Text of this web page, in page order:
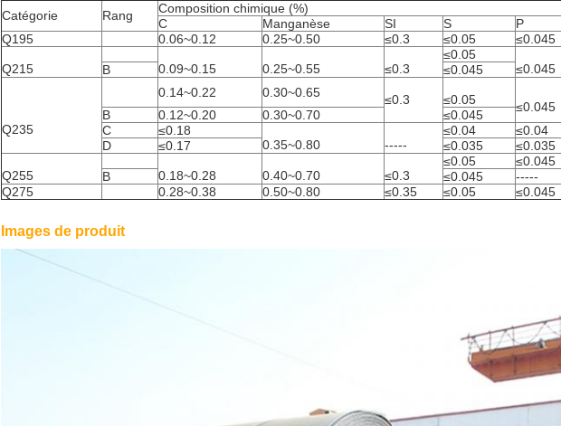
Catégorie Rang
Composition chimique (%)
C
Manganèse SI S
P
Q195
0.06~0.12 0.25~0.50 ≤0.3 ≤0.05 ≤0.045
Q215 0.09~0.15 0.25~0.55 ≤0.3
≤0.05
≤0.045
B ≤0.045
Q235
0.14~0.22 0.30~0.65 ≤0.3 ≤0.05 ≤0.045
B 0.12~0.20 0.30~0.70
≤0.045
C
≤0.18
0.35~0.80
-----
≤0.04
≤0.04
D
≤0.17 ≤0.035 ≤0.035
Q255 0.18~0.28 0.40~0.70 ≤0.3
≤0.05
≤0.045
B
≤0.045
-----
Q275
0.28~0.38 0.50~0.80 ≤0.35 ≤0.05 ≤0.045
Images de produit